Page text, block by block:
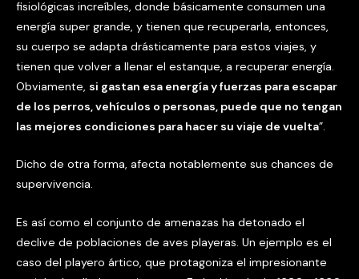
fisiológicas increíbles, donde básicamente consumen una
energía super grande, y tienen que recuperarla, entonces,
su cuerpo se adapta drásticamente para estos viajes, y
tienen que volver a llenar el estanque, a recuperar energía.
Obviamente, si gastan esa energía y fuerzas para escapar
de los perros, vehículos o personas, puede que no tengan
las mejores condiciones para hacer su viaje de vuelta”.
Dicho de otra forma, afecta notablemente sus chances de
supervivencia.
Es así como el conjunto de amenazas ha detonado el
declive de poblaciones de aves playeras. Un ejemplo es el
caso del playero ártico, que protagoniza el impresionante